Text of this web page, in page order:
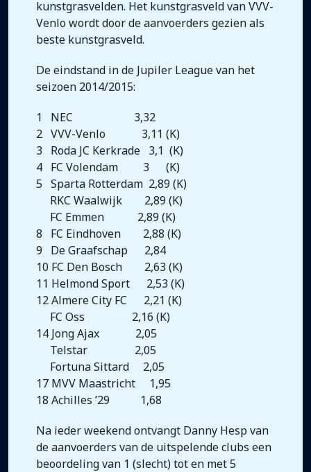
kunstgrasvelden. Het kunstgrasveld van VVV-
Venlo wordt door de aanvoerders gezien als
beste kunstgrasveld.
De eindstand in de Jupiler League van het
seizoen 2014/2015:
1 NEC 3,32
2 VVV-Venlo 3,11 (K)
3 Roda JC Kerkrade 3,1 (K)
4 FC Volendam 3 (K)
5 Sparta Rotterdam 2,89 (K)
RKC Waalwijk 2,89 (K)
FC Emmen 2,89 (K)
8 FC Eindhoven 2,88 (K)
9 De Graafschap 2,84
10 FC Den Bosch 2,63 (K)
11 Helmond Sport 2,53 (K)
12 Almere City FC 2,21 (K)
FC Oss 2,16 (K)
14 Jong Ajax 2,05
Telstar 2,05
Fortuna Sittard 2,05
17 MVV Maastricht 1,95
18 Achilles ’29 1,68
Na ieder weekend ontvangt Danny Hesp van
de aanvoerders van de uitspelende clubs een
beoordeling van 1 (slecht) tot en met 5